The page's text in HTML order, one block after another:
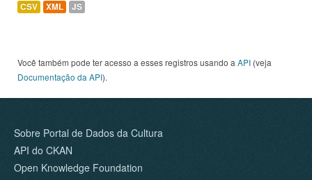
CSV XML JS
Você também pode ter acesso a esses registros usando a API (veja
Documentação da API).
Sobre Portal de Dados da Cultura
API do CKAN
Open Knowledge Foundation